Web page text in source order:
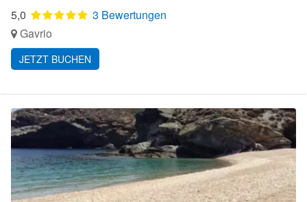
5,0
3 Bewertungen
Gavrio
JETZT BUCHEN